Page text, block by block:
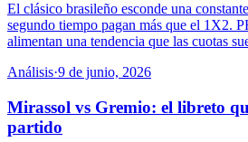
El clásico brasileño esconde una
segundo tiempo pagan más que el 1X2.
alimentan una tendencia que las cuotas
Análisis·9 de junio, 2026
Mirassol vs Gremio: el libreto
partido